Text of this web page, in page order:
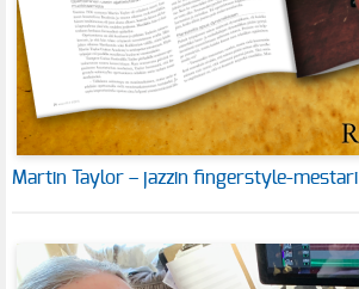
Martin Taylor – jazzin fingerstyle-mestari